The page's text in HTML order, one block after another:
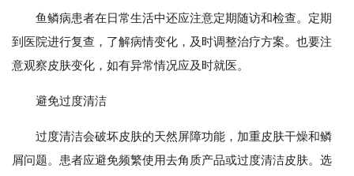
鱼鳞病患者在日常生活中还应注意定期随访和检查。定期
到医院进行复查，了解病情变化，及时调整治疗方案。也要注
意观察皮肤变化，如有异常情况应及时就医。
避免过度清洁
过度清洁会破坏皮肤的天然屏障功能，加重皮肤干燥和鳞
屑问题。患者应避免频繁使用去角质产品或过度清洁皮肤。选